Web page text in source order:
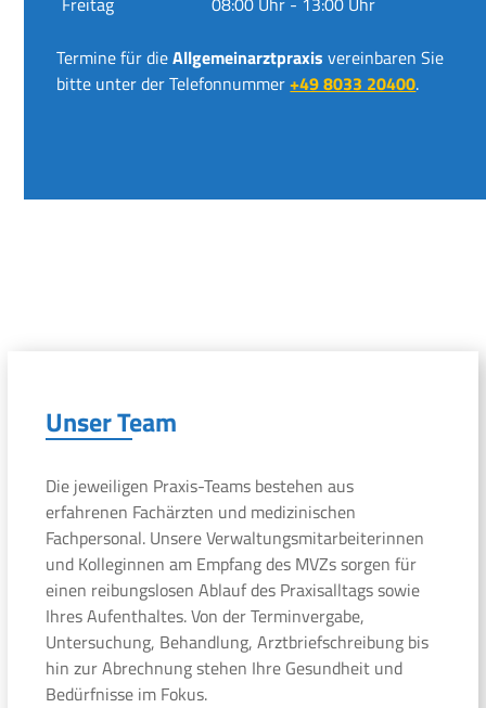
Termine für dieAllgemeinarztpraxis vereinbaren Sie
bitte unter der Telefonnummer+49 8033 20400.
Unser Team
Die jeweiligen Praxis-Teams bestehen aus
erfahrenen Fachärzten und medizinischen
Fachpersonal. Unsere Verwaltungsmitarbeiterinnen
und Kolleginnen am Empfang des MVZs sorgen für
einen reibungslosen Ablauf des Praxisalltags sowie
Ihres Aufenthaltes. Von der Terminvergabe,
Untersuchung, Behandlung, Arztbriefschreibung bis
hin zur Abrechnung stehen Ihre Gesundheit und
Bedürfnisse im Fokus.